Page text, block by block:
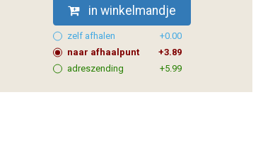
in winkelmandje
zelf afhalen
+0.00
naar afhaalpunt
+3.89
adreszending
+5.99